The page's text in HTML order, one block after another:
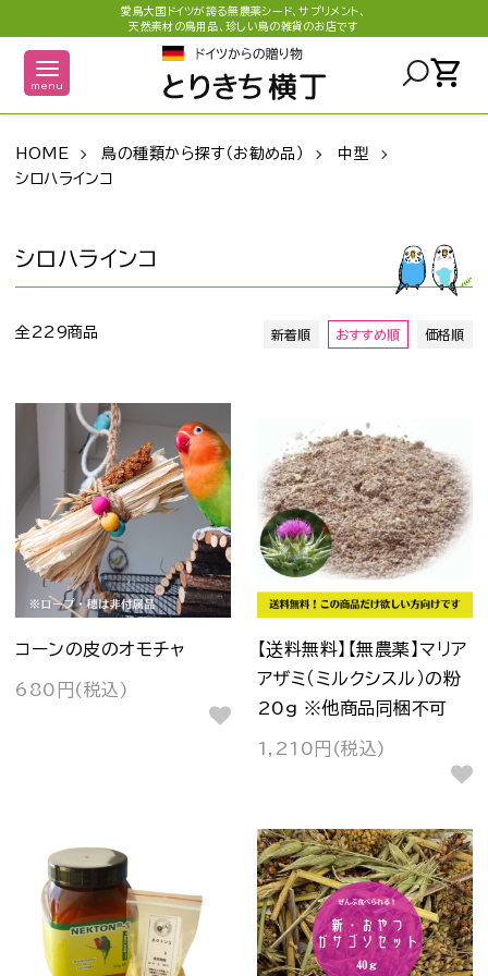
愛鳥大国ドイツが誇る無農薬シード、サプリメント、
天然素材の鳥用品、珍しい鳥の雑貨のお店です
menu shopping_cart
HOME 鳥の種類から探す（お勧め品）
中型
シロハラインコ
シロハラインコ
全229商品 新着順 おすすめ順 価格順
コーンの皮のオモチャ
680円(税込)
【送料無料】【無農薬】マリア
アザミ（ミルクシスル）の粉
20g ※他商品同梱不可
1,210円(税込)